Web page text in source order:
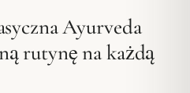
Ayurveda
rutynę na każdą